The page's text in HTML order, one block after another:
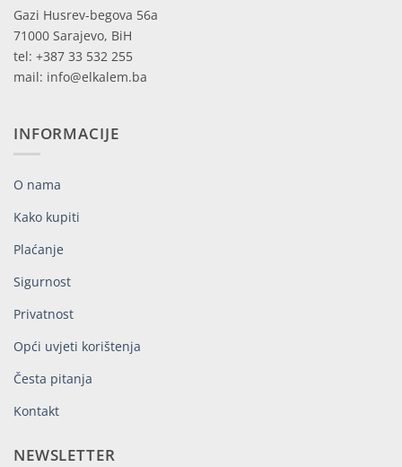
Gazi Husrev-begova 56a
71000 Sarajevo, BiH
tel: +387 33 532 255
mail: info@elkalem.ba
INFORMACIJE
O nama
Kako kupiti
Plaćanje
Sigurnost
Privatnost
Opći uvjeti korištenja
Česta pitanja
Kontakt
NEWSLETTER